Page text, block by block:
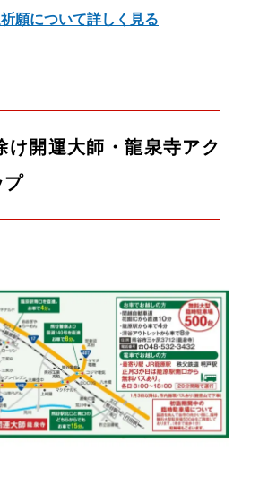
願について詳しく見る
け開運大師・龍泉寺アク